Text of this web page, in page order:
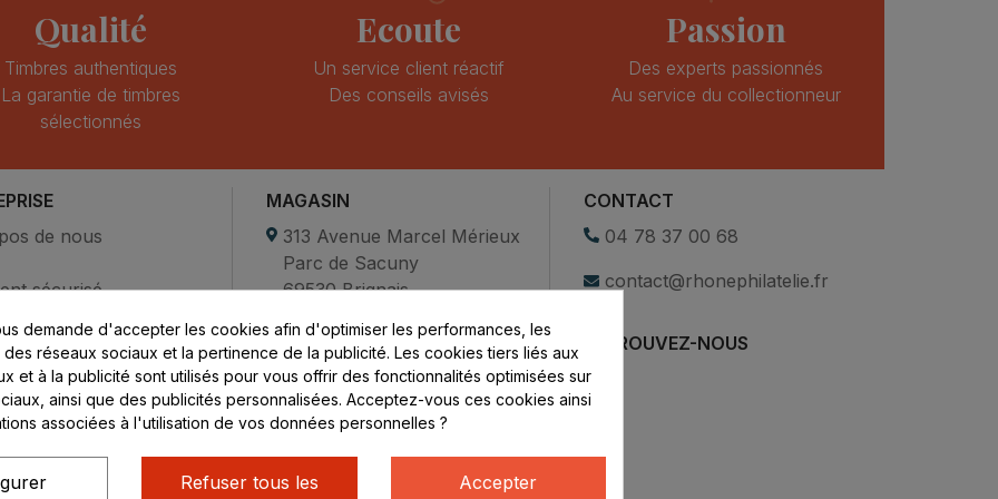
Qualité
Timbres authentiques
La garantie de timbres
sélectionnés
Ecoute
Un service client réactif
Des conseils avisés
Passion
Des experts passionnés
Au service du collectionneur
de nous
sécurisé
nous
MAGASIN
313 Avenue Marcel Mérieux
Parc de Sacuny
69530 Brignais
Lundi au vendredi :
8h - 16h
uniquement sur Rendez-
vous
CONTACT
04 78 37 00 68
contact@rhonephilatelie.fr
RETROUVEZ-NOUS
demande d'accepter les cookies afin d'optimiser les performances, les
réseaux sociaux et la pertinence de la publicité. Les cookies tiers liés aux
et à la publicité sont utilisés pour vous offrir des fonctionnalités optimisées sur
ainsi que des publicités personnalisées. Acceptez-vous ces cookies ainsi
associées à l'utilisation de vos données personnelles ?
Accepter
Refuser tous les